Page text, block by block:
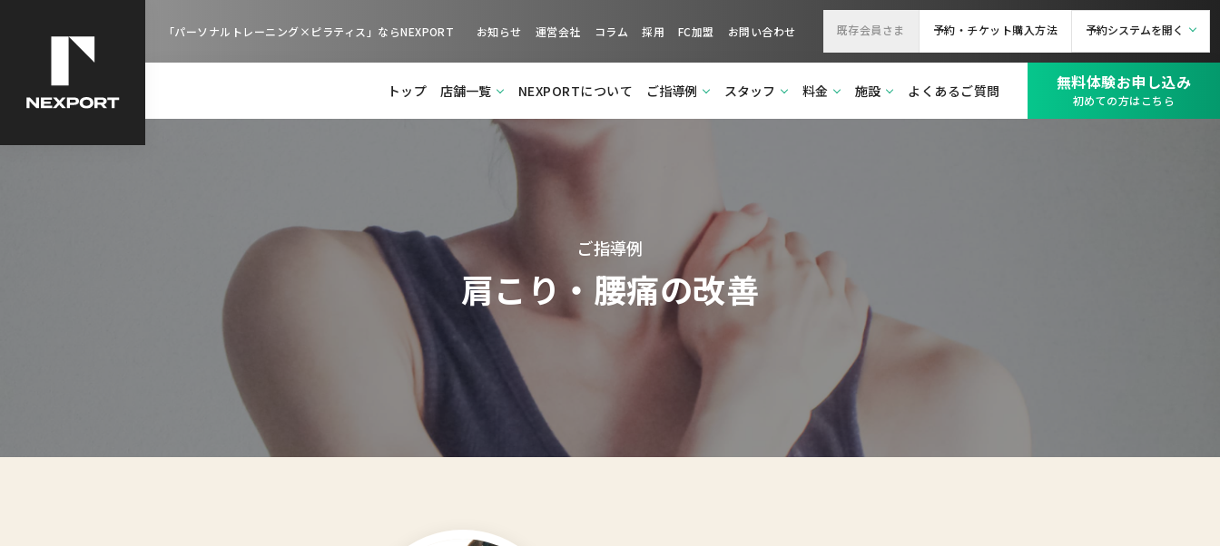
「パーソナルトレーニング×ピラティス」ならNEXPORT お知らせ 運営会社 コラム 採用 FC加盟 お問い合わせ 既存会員さま 予約・チケット購入方法 予約システムを開く
トップ 店舗一覧 NEXPORTについて ご指導例 スタッフ 料金 施設 よくあるご質問 無料体験お申し込み
初めての方はこちら
ご指導例
肩こり・腰痛の改善